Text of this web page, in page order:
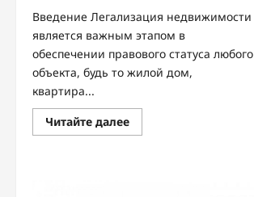
Введение Легализация недвижимости
является важным этапом в
обеспечении правового статуса любого
объекта, будь то жилой дом,
квартира...
Читайте далееПрочитать
больше